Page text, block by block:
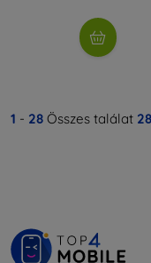
1 - 28 Összes találat 28